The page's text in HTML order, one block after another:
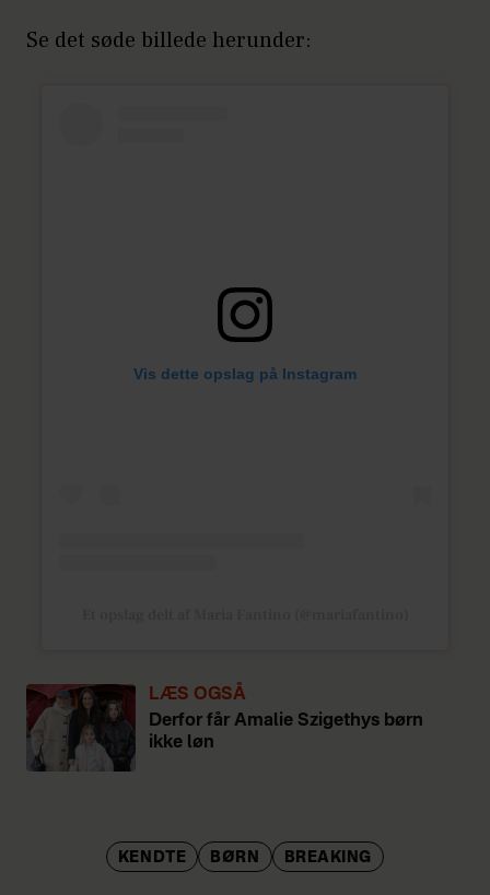
Se det søde billede herunder:
Vis dette opslag på Instagram
LÆS OGSÅ
Derfor får Amalie Szigethys børn
ikke løn
KENDTE BØRN BREAKING